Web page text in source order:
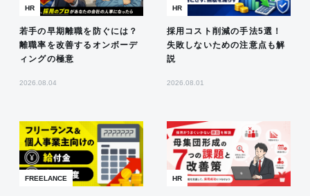
HR
若手の早期離職を防ぐには？
離職率を改善するオンボーデ
ィングの極意
2026.08.04
HR
採用コスト削減の手法5選！
失敗しないための注意点も解
説
2026.08.01
FREELANCE HR